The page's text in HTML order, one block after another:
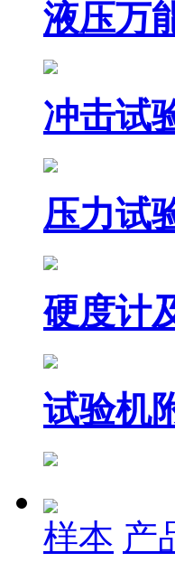
液压万
冲击试
压力试
硬度计
试验机
样本 产